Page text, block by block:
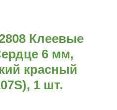
Клеевые
6 мм,
красный
1 шт.